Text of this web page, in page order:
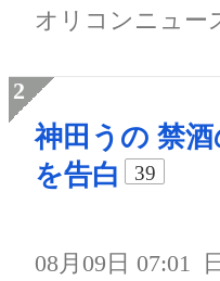
オリコンニュー
神田うの 禁
を告白
39
08月09日 07:01